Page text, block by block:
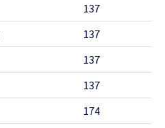
137
137
137
137
174